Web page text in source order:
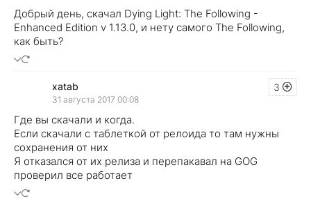
Добрый день, скачал Dying Light: The Following -
Enhanced Edition v 1.13.0, и нету самого The Following,
как быть?
3
xatab
31 августа 2017 00:08
Где вы скачали и когда.
Если скачали с таблеткой от релоида то там нужны
сохранения от них
Я отказался от их релиза и перепакавал на GOG
проверил все работает